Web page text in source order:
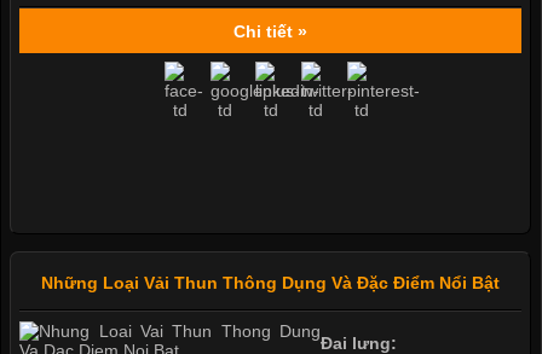
Chi tiết »
Những Loại Vải Thun Thông Dụng Và Đặc Điểm Nổi Bật
Đai lưng: